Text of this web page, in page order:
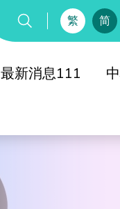
繁 简
最新消息111